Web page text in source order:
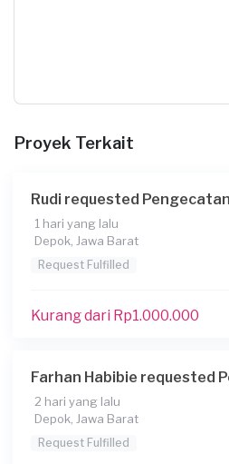
Proyek Terkait
Rudi requested Pengecatan
1 hari yang lalu
Depok, Jawa Barat
Request Fulfilled
Kurang dari Rp1.000.000
Farhan Habibie requested
2 hari yang lalu
Depok, Jawa Barat
Request Fulfilled